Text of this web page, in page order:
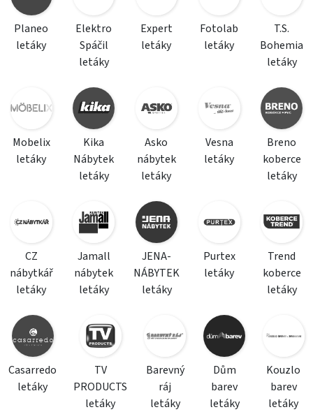
Planeo
letáky
Elektro
Spáčil
letáky
Expert
letáky
Fotolab
letáky
T.S.
Bohemia
letáky
Mobelix
letáky
Kika
Nábytek
letáky
Asko
nábytek
letáky
Vesna
letáky
Breno
koberce
letáky
CZ
nábytkář
letáky
Jamall
nábytek
letáky
JENA-
NÁBYTEK
letáky
Purtex
letáky
Trend
koberce
letáky
Casarredo
letáky
TV
PRODUCTS
letáky
Barevný
ráj
letáky
Dům
barev
letáky
Kouzlo
barev
letáky